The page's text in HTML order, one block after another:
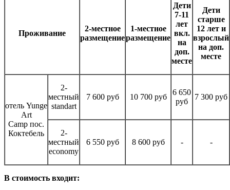
Проживание
2-местное
размещение
1-местное
размещение
Дети
7-11
лет
вкл.
на
доп.
месте
Дети
старше
12 лет и
взрослый
на доп.
месте
отель Yunge
Art
Camp пос.
Коктебель
2-
местный
standart
7 600 руб 10 700 руб
6 650
руб
7 300 руб
2-
местный
economy
6 550 руб 8 600 руб - -
В стоимость входит: